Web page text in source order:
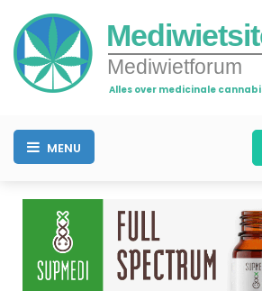
Mediwietforum
Alles over medicinale
MENU